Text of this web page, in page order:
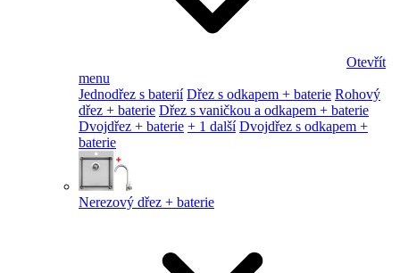
Otevřít
menu
Jednodřez s baterií Dřez s odkapem + baterie Rohový
dřez + baterie Dřez s vaničkou a odkapem + baterie
Dvojdřez + baterie + 1 další Dvojdřez s odkapem +
baterie
Nerezový dřez + baterie